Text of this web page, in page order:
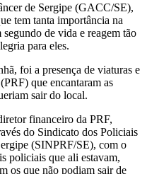
de Sergipe (GACC/SE),
tem tanta importância na
de vida e reagem tão
para eles.
foi a presença de viaturas e
que encantaram as
sair do local.
financeiro da PRF,
do Sindicato dos Policiais
(SINPRF/SE), com o
policiais que ali estavam,
os que não podiam sair de